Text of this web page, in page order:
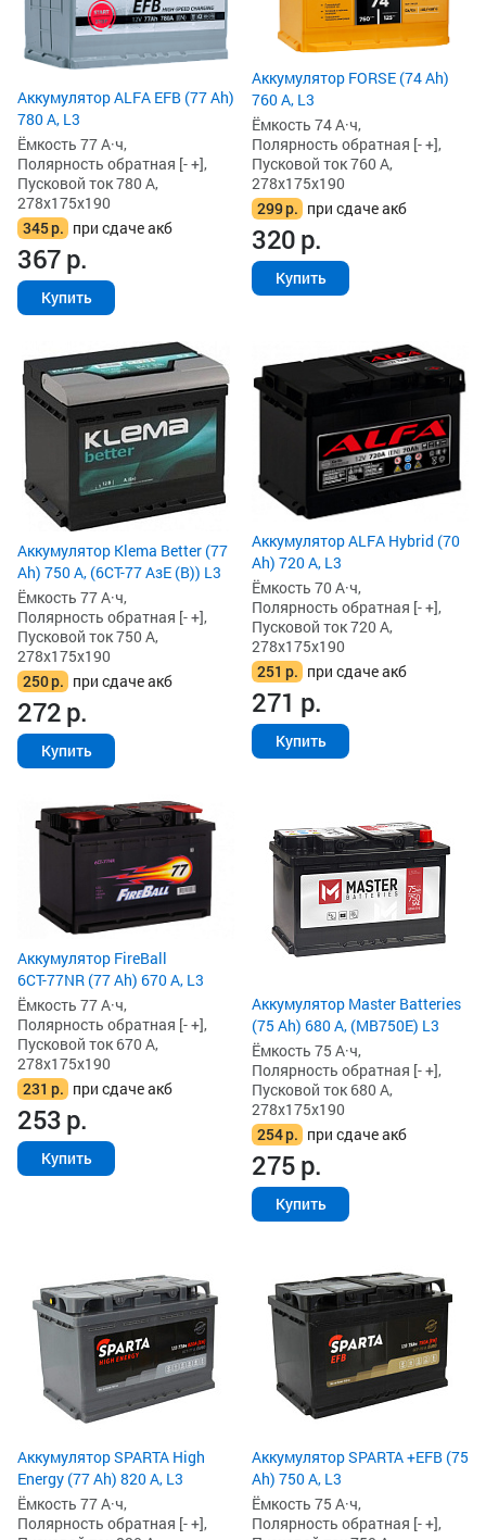
Аккумулятор ALFA EFB (77 Ah)
780 А, L3
Ёмкость 77 А·ч,
Полярность обратная [- +],
Пусковой ток 780 А,
278x175x190
345р. при сдаче акб
367р.
Купить
Аккумулятор FORSE (74 Ah)
760 А, L3
Ёмкость 74 А·ч,
Полярность обратная [- +],
Пусковой ток 760 А,
278x175x190
299р. при сдаче акб
320р.
Купить
Аккумулятор Klema Better (77
Ah) 750 А, (6СТ-77 АзЕ (B)) L3
Ёмкость 77 А·ч,
Полярность обратная [- +],
Пусковой ток 750 А,
278x175x190
250р. при сдаче акб
272р.
Купить
Аккумулятор ALFA Hybrid (70
Ah) 720 А, L3
Ёмкость 70 А·ч,
Полярность обратная [- +],
Пусковой ток 720 А,
278x175x190
251 р. при сдаче акб
271 р.
Купить
Аккумулятор FireBall
6СТ-77NR (77 Ah) 670 А, L3
Ёмкость 77 А·ч,
Полярность обратная [- +],
Пусковой ток 670 А,
278x175x190
231 р. при сдаче акб
253р.
Купить
Аккумулятор Master Batteries
(75 Ah) 680 А, (MB750E) L3
Ёмкость 75 А·ч,
Полярность обратная [- +],
Пусковой ток 680 А,
278x175x190
254р. при сдаче акб
275р.
Купить
Аккумулятор SPARTA High
Energy (77 Ah) 820 А, L3
Ёмкость 77 А·ч,
Полярность обратная [- +],
Аккумулятор SPARTA +EFB (75
Ah) 750 А, L3
Ёмкость 75 А·ч,
Полярность обратная [- +],